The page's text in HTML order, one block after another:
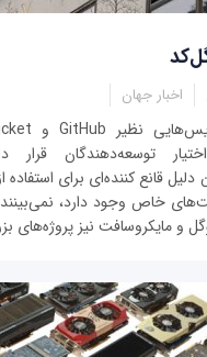
اخبار جهان
توسعه‌دهندگان قرار
دلیل قانع کننده‌ای برای
خاص وجود دارد،
و مایکروسافت نیز پروژه‌های